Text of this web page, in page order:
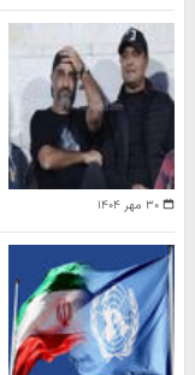
۳۰ مهر ۱۴۰۴